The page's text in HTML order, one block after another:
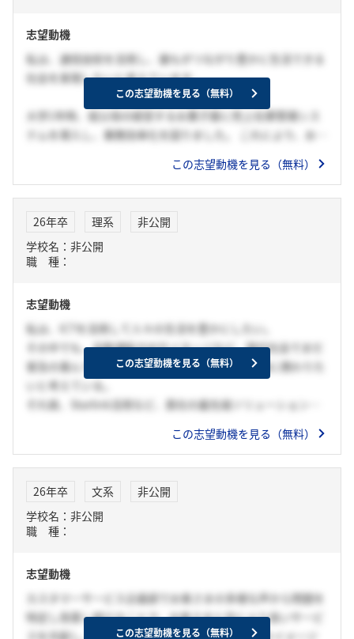
志望動機
私は、通信技術を活用し、誰もがつながり豊かに生活できる
社会を実現したいと考えています。
大学1年時、祖父母の経営するお菓子屋に売上在庫管理シス
テムを導入し、業務効率化を図りました。 これにより、お客
店舗全体に笑顔が広がりました。この経験から、人々の生活
た。
貴社は通信事業だけでなく、多様な分野でお客様に寄り添
私は、お菓子屋の経営支援で培った「人に寄り添いながら課
題を解決する力」を活かし、通信技術と先端技術を融合さ
せ、LX事業で地域の課題を解決し、社会の利便性と幸福度を
向上させたいと考えています。
この志望動機を見る（無料）
この志望動機を見る（無料）
26年卒 理系
非公開
学校名：非公開
職 種：
志望動機
私は、ICTを活用して人々の生活を豊かにしたい。
その中でも、自動運転やAIサイネージなど、現代社会でまだ
普及の進んでいない革新的ソリューションの発展に携わりた
いと考えている。
それ故、Starlink活用など、貴社の最先端ソリューションに
術基盤により、革新的なソリューションを提供したい。
な統率力」がある。私は学生時代、友人を巻き込み、アプリ
開発を主導した経験がある。その中で、プロジェクトを俯瞰
的に考え、必要な施策を実行することで、最終的なゴールま
以上から、自身の俯瞰的なリーダーシップで、チームの能力
の最大化に貢献し、革新的なソリューションによって人々の
生活を豊かにしたいと考える。
この志望動機を見る（無料）
この志望動機を見る（無料）
26年卒 文系
非公開
学校名：非公開
職 種：
志望動機
カスタマーサービス企画部でお客さまの多様な声から問題を
特定し改善し続けることで、お客さまと共により良いサービ
スを共創し、”お客さまファースト＝KDDI”というイメージ
この志望動機を見る（無料）